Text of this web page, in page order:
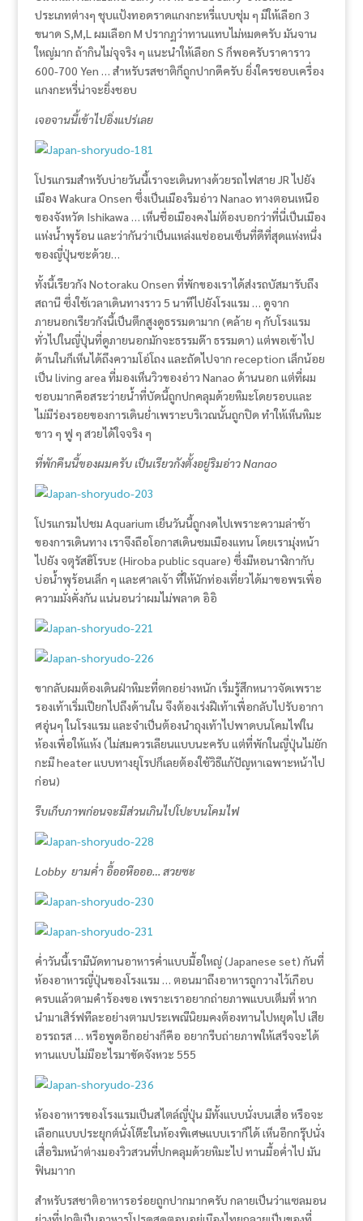
ประเภทต่างๆ ชุบแป้งทอดราดแกงกะหรี่แบบชุ่ม ๆ มีให้เลือก 3
ขนาด S,M,L ผมเลือก M ปรากฏว่าทานแทบไม่หมดครับ มันจาน
ใหญ่มาก ถ้ากินไม่จุจริง ๆ แนะนำให้เลือก S ก็พอครับราคาราว
600-700 Yen … สำหรับรสชาติก็ถูกปากดีครับ ยิ่งใครชอบเครื่อง
แกงกะหรี่น่าจะยิ่งชอบ
เจอจานนี้เข้าไปอิ่งแปร่เลย
โปรแกรมสำหรับบ่ายวันนี้เราจะเดินทางด้วยรถไฟสาย JR ไปยัง
เมือง Wakura Onsen ซึ่งเป็นเมืองริมอ่าว Nanao ทางตอนเหนือ
ของจังหวัด Ishikawa … เห็นชื่อเมืองคงไม่ต้องบอกว่าที่นี่เป็นเมือง
แห่งน้ำพุร้อน และว่ากันว่าเป็นแหล่งแช่ออนเซ็นที่ดีที่สุดแห่งหนึ่ง
ของญี่ปุ่นซะด้วย…
ทั้งนี้เรียวกัง Notoraku Onsen ที่พักของเราได้ส่งรถบัสมารับถึง
สถานี ซึ่งใช้เวลาเดินทางราว 5 นาทีไปยังโรงแรม … ดูจาก
ภายนอกเรียวกังนี้เป็นตึกสูงดูธรรมดามาก (คล้าย ๆ กับโรงแรม
ทั่วไปในญี่ปุ่นที่ดูภายนอกมักจะธรรมด๊า ธรรมดา) แต่พอเข้าไป
ด้านในก็เห็นได้ถึงความโอ่โถง และถัดไปจาก reception เล็กน้อย
เป็น living area ที่มองเห็นวิวของอ่าว Nanao ด้านนอก แต่ที่ผม
ชอบมากคือสระว่ายน้ำที่บัดนี้ถูกปกคลุมด้วยหิมะโดยรอบและ
ไม่มีร่องรอยของการเดินย่ำเพราะบริเวณนั้นถูกปิด ทำให้เห็นหิมะ
ขาว ๆ ฟู ๆ สวยได้ใจจริง ๆ
ที่พักคืนนี้ของผมครับ เป็นเรียวกังตั้งอยู่ริมอ่าว Nanao
โปรแกรมไปชม Aquarium เย็นวันนี้ถูกงดไปเพราะความล่าช้า
ของการเดินทาง เราจึงถือโอกาสเดินชมเมืองแทน โดยเรามุ่งหน้า
ไปยัง จตุรัสฮิโรบะ (Hiroba public square) ซึ่งมีหอนาฬิกากับ
บ่อน้ำพุร้อนเล็ก ๆ และศาลเจ้า ที่ให้นักท่องเที่ยวได้มาขอพรเพื่อ
ความมั่งคั่งกัน แน่นอนว่าผมไม่พลาด อิอิ
ขากลับผมต้องเดินฝ่าหิมะที่ตกอย่างหนัก เริ่มรู้สึกหนาวจัดเพราะ
รองเท้าเริ่มเปียกไปถึงด้านใน จึงต้องเร่งฝีเท้าเพื่อกลับไปรับอากา
ศอุ่นๆ ในโรงแรม และจำเป็นต้องนำถุงเท้าไปพาดบนโคมไฟใน
ห้องเพื่อให้แห้ง (ไม่สมควรเลียนแบบนะครับ แต่ที่พักในญี่ปุ่นไม่ยัก
กะมี heater แบบทางยุโรปก็เลยต้องใช้วิธีแก้ปัญหาเฉพาะหน้าไป
ก่อน)
รีบเก็บภาพก่อนจะมีส่วนเกินไปโปะบนโคมไฟ
Lobby ยามค่ำ อื้ออหือออ… สวยซะ
ค่ำวันนี้เรามีนัดทานอาหารค่ำแบบมื้อใหญ่ (Japanese set) กันที่
ห้องอาหารญี่ปุ่นของโรงแรม … ตอนมาถึงอาหารถูกวางไว้เกือบ
ครบแล้วตามคำร้องขอ เพราะเราอยากถ่ายภาพแบบเต็มที่ หาก
นำมาเสิร์ฟทีละอย่างตามประเพณีนิยมคงต้องทานไปหยุดไป เสีย
อรรถรส … หรือพูดอีกอย่างก็คือ อยากรีบถ่ายภาพให้เสร็จจะได้
ทานแบบไม่มีอะไรมาขัดจังหวะ 555
ห้องอาหารของโรงแรมเป็นสไตล์ญี่ปุ่น มีทั้งแบบนั่งบนเสื่อ หรือจะ
เลือกแบบประยุกต์นั่งโต๊ะในห้องพิเศษแบบเราก็ได้ เห็นอีกกรุ๊ปนั่ง
เสื่อริมหน้าต่างมองวิวสวนที่ปกคลุมด้วยหิมะไป ทานมื้อค่ำไป มัน
ฟินมาาก
สำหรับรสชาติอาหารอร่อยถูกปากมากครับ กลายเป็นว่าแซลมอน